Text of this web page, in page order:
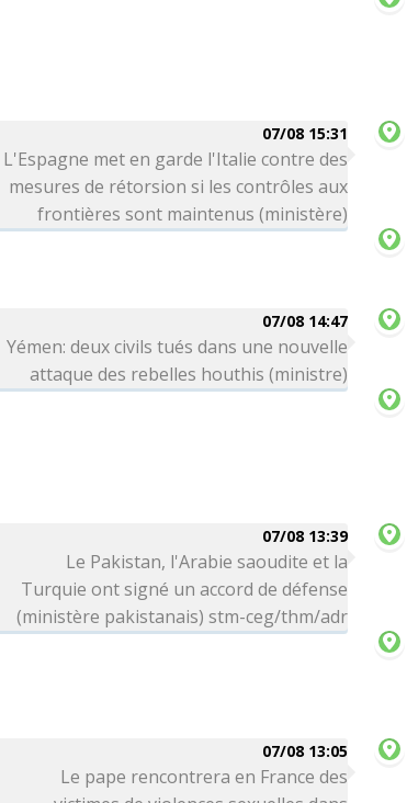
07/08 15:31
L'Espagne met en garde l'Italie contre des
mesures de rétorsion si les contrôles aux
frontières sont maintenus (ministère)
07/08 14:47
Yémen: deux civils tués dans une nouvelle
attaque des rebelles houthis (ministre)
07/08 13:39
Le Pakistan, l'Arabie saoudite et la
Turquie ont signé un accord de défense
(ministère pakistanais) stm-ceg/thm/adr
07/08 13:05
Le pape rencontrera en France des